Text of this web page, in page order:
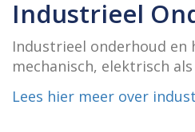
Industrieel
Industrieel onderhoud en
mechanisch, elektrisch
Lees hier meer over